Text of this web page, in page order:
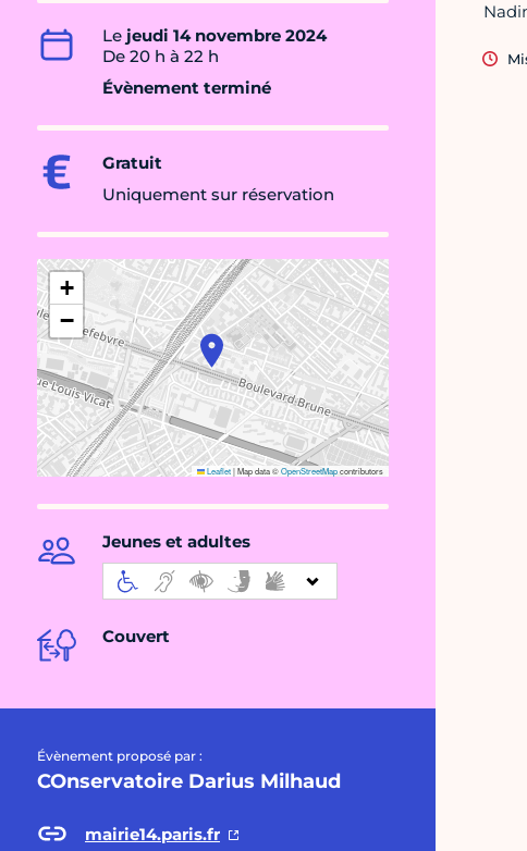
Le jeudi 14 novembre 2024
De 20 h à 22 h
Évènement terminé
Gratuit
Uniquement sur réservation
+
−
Leaflet|Map data ©OpenStreetMapcontributors
Jeunes et adultes
Couvert
Évènement proposé par :
COnservatoire Darius Milhaud
mairie14.paris.fr